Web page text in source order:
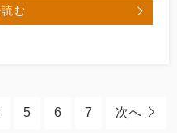
む
5 6 7 次へ